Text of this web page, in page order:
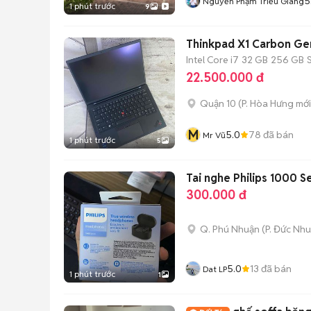
1 phút trước 9
1 phút trước 5
Thinkpad X1 Carbon
Intel Core i7 32 GB 256 GB
22.500.000 đ
Quận 10 (P. Hòa Hưng
M Mr Vũ5.0 78 đã bán
1 phút trước 1
Tai nghe Philips 1000
300.000 đ
Q. Phú Nhuận (P. Đức
Dat LP5.0 13 đã bán